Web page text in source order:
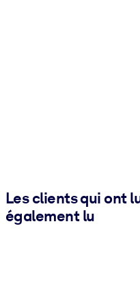
Les clients qui ont
également lu